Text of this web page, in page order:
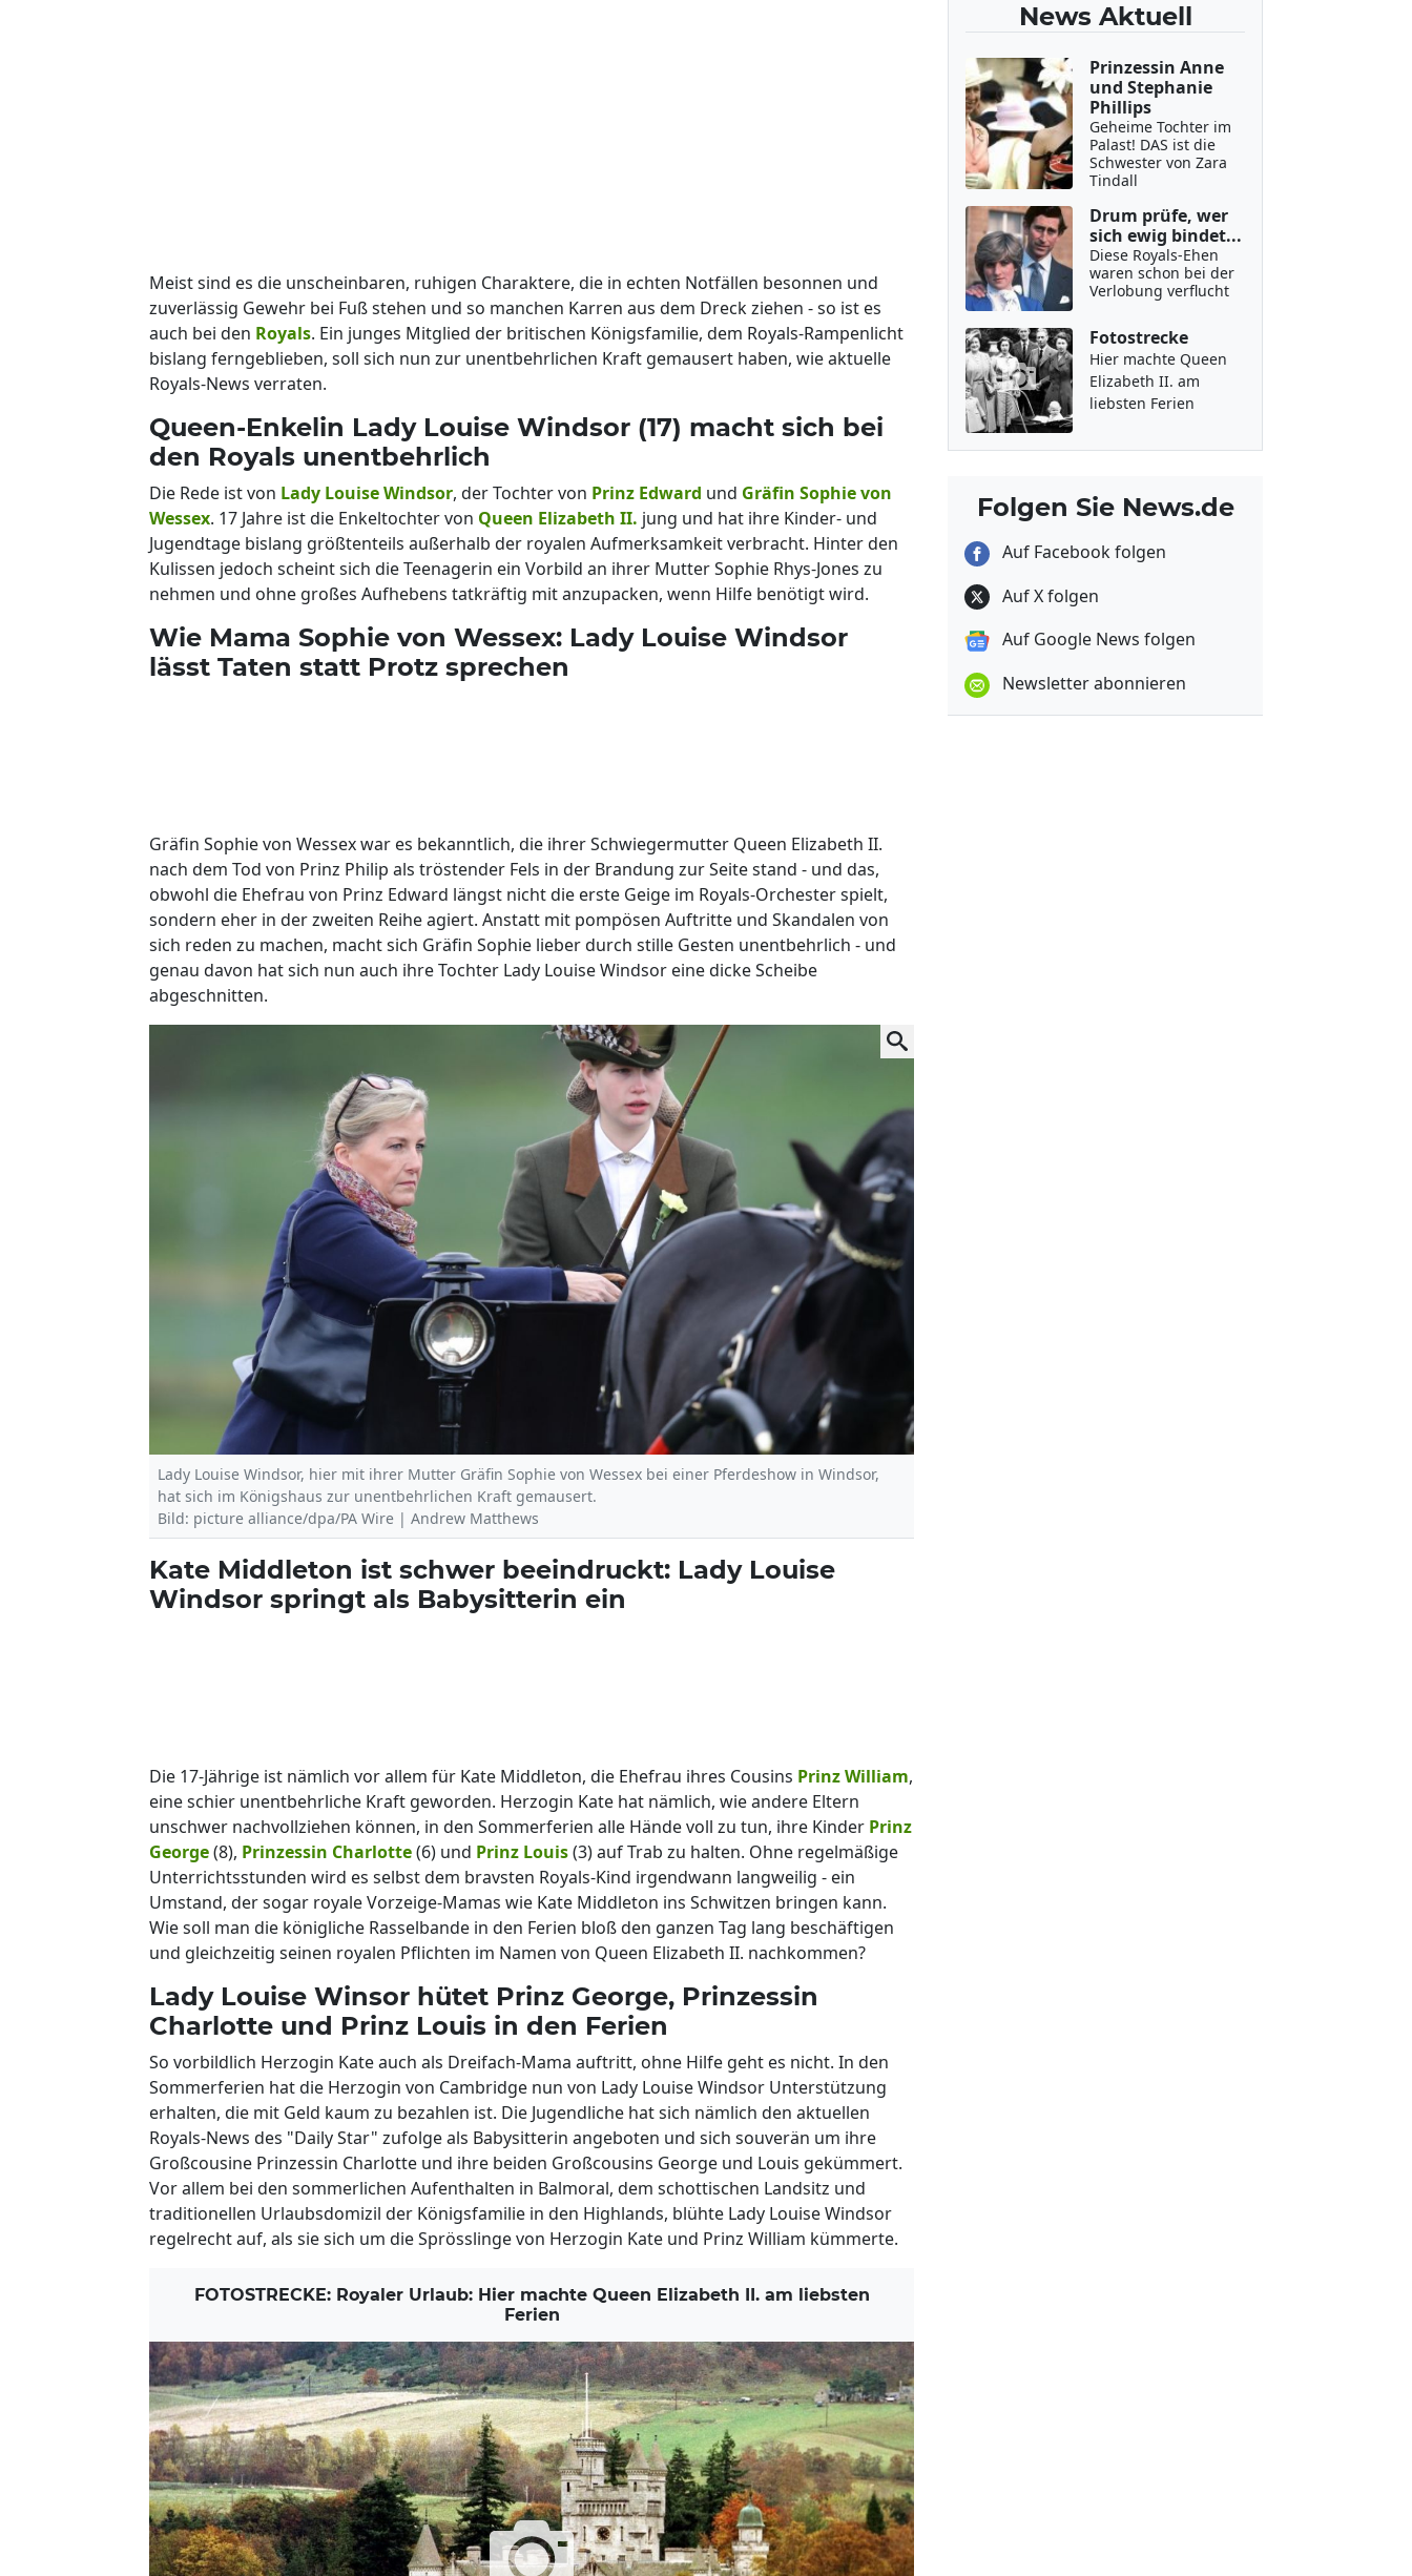
Meist sind es die unscheinbaren, ruhigen Charaktere, die in echten Notfällen besonnen und
zuverlässig Gewehr bei Fuß stehen und so manchen Karren aus dem Dreck ziehen - so ist es
auch bei den Royals. Ein junges Mitglied der britischen Königsfamilie, dem Royals-Rampenlicht
bislang ferngeblieben, soll sich nun zur unentbehrlichen Kraft gemausert haben, wie aktuelle
Royals-News verraten.
Queen-Enkelin Lady Louise Windsor (17) macht sich bei
den Royals unentbehrlich
Die Rede ist von Lady Louise Windsor, der Tochter von Prinz Edward und Gräfin Sophie von
Wessex. 17 Jahre ist die Enkeltochter von Queen Elizabeth II. jung und hat ihre Kinder- und
Jugendtage bislang größtenteils außerhalb der royalen Aufmerksamkeit verbracht. Hinter den
Kulissen jedoch scheint sich die Teenagerin ein Vorbild an ihrer Mutter Sophie Rhys-Jones zu
nehmen und ohne großes Aufhebens tatkräftig mit anzupacken, wenn Hilfe benötigt wird.
Wie Mama Sophie von Wessex: Lady Louise Windsor
lässt Taten statt Protz sprechen
Gräfin Sophie von Wessex war es bekanntlich, die ihrer Schwiegermutter Queen Elizabeth II.
nach dem Tod von Prinz Philip als tröstender Fels in der Brandung zur Seite stand - und das,
obwohl die Ehefrau von Prinz Edward längst nicht die erste Geige im Royals-Orchester spielt,
sondern eher in der zweiten Reihe agiert. Anstatt mit pompösen Auftritte und Skandalen von
sich reden zu machen, macht sich Gräfin Sophie lieber durch stille Gesten unentbehrlich - und
genau davon hat sich nun auch ihre Tochter Lady Louise Windsor eine dicke Scheibe
abgeschnitten.
Lady Louise Windsor, hier mit ihrer Mutter Gräfin Sophie von Wessex bei einer Pferdeshow in Windsor,
hat sich im Königshaus zur unentbehrlichen Kraft gemausert.
Bild: picture alliance/dpa/PA Wire | Andrew Matthews
Kate Middleton ist schwer beeindruckt: Lady Louise
Windsor springt als Babysitterin ein
Die 17-Jährige ist nämlich vor allem für Kate Middleton, die Ehefrau ihres Cousins Prinz William,
eine schier unentbehrliche Kraft geworden. Herzogin Kate hat nämlich, wie andere Eltern
unschwer nachvollziehen können, in den Sommerferien alle Hände voll zu tun, ihre Kinder Prinz
George(8), Prinzessin Charlotte(6) und Prinz Louis(3) auf Trab zu halten. Ohne regelmäßige
Unterrichtsstunden wird es selbst dem bravsten Royals-Kind irgendwann langweilig - ein
Umstand, der sogar royale Vorzeige-Mamas wie Kate Middleton ins Schwitzen bringen kann.
Wie soll man die königliche Rasselbande in den Ferien bloß den ganzen Tag lang beschäftigen
und gleichzeitig seinen royalen Pflichten im Namen von Queen Elizabeth II. nachkommen?
Lady Louise Winsor hütet Prinz George, Prinzessin
Charlotte und Prinz Louis in den Ferien
So vorbildlich Herzogin Kate auch als Dreifach-Mama auftritt, ohne Hilfe geht es nicht. In den
Sommerferien hat die Herzogin von Cambridge nun von Lady Louise Windsor Unterstützung
erhalten, die mit Geld kaum zu bezahlen ist. Die Jugendliche hat sich nämlich den aktuellen
Royals-News des "Daily Star" zufolge als Babysitterin angeboten und sich souverän um ihre
Großcousine Prinzessin Charlotte und ihre beiden Großcousins George und Louis gekümmert.
Vor allem bei den sommerlichen Aufenthalten in Balmoral, dem schottischen Landsitz und
traditionellen Urlaubsdomizil der Königsfamilie in den Highlands, blühte Lady Louise Windsor
regelrecht auf, als sie sich um die Sprösslinge von Herzogin Kate und Prinz William kümmerte.
FOTOSTRECKE: Royaler Urlaub: Hier machte Queen Elizabeth II. am liebsten
Ferien
News Aktuell
Prinzessin Anne
und Stephanie
Phillips
Geheime Tochter im
Palast! DAS ist die
Schwester von Zara
Tindall
Drum prüfe, wer
sich ewig bindet...
Diese Royals-Ehen
waren schon bei der
Verlobung verflucht
Fotostrecke
Hier machte Queen
Elizabeth II. am
liebsten Ferien
Folgen Sie News.de
Auf Facebook folgen
Auf X folgen
Auf Google News folgen
Newsletter abonnieren